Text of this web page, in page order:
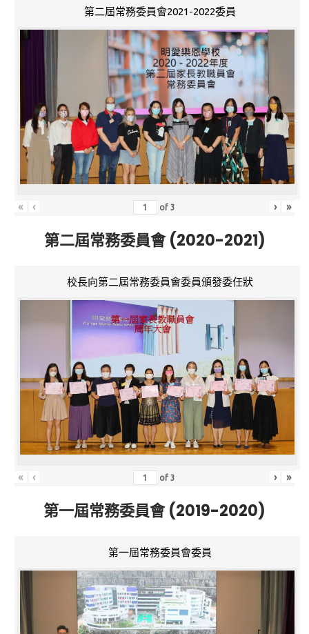
第二屆常務委員會2021-2022委員
« ‹ of3 › »
第二屆常務委員會 (2020-2021)
校長向第二屆常務委員會委員頒發委任狀
« ‹ of3 › »
第一屆常務委員會 (2019-2020)
第一屆常務委員會委員